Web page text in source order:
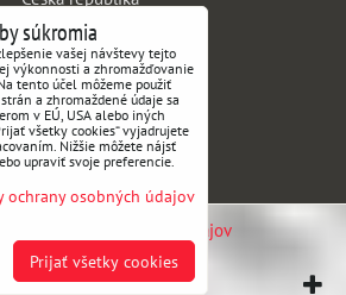
INFORMÁCIE
podmienky
tovaru a reklamácie
Doprava a platba
Kontakt
Zásady ochrany osobných údajov
BiznisWeb.sk
súkromia
vašej návštevy tejto
výkonnosti a zhromažďovanie
tento účel môžeme použiť
a zhromaždené údaje sa
v EÚ, USA alebo iných
všetky cookies“ vyjadrujete
Nižšie môžete nájsť
upraviť svoje preferencie.
ochrany osobných údajov
Prijať všetky cookies